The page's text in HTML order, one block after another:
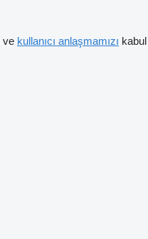
ve kullanıcı anlaşmamızı kabul